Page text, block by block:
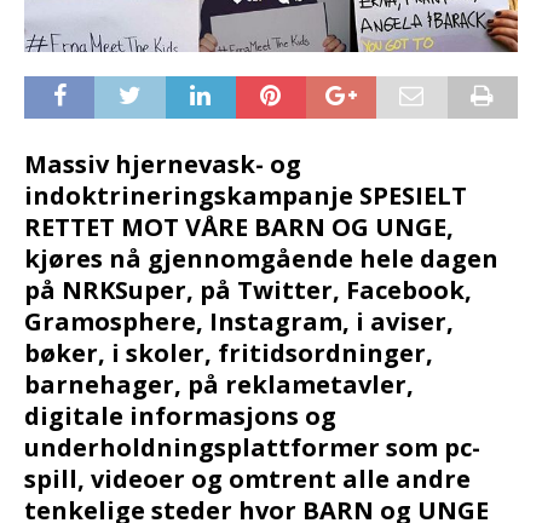
Massiv hjernevask- og
indoktrineringskampanje SPESIELT
RETTET MOT VÅRE BARN OG UNGE,
kjøres nå gjennomgående hele dagen
på NRKSuper, på Twitter, Facebook,
Gramosphere, Instagram, i aviser,
bøker, i skoler, fritidsordninger,
barnehager, på reklametavler,
digitale informasjons og
underholdningsplattformer som pc-
spill, videoer og omtrent alle andre
tenkelige steder hvor BARN og UNGE